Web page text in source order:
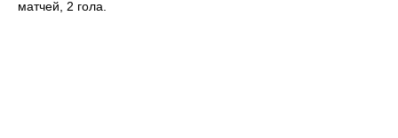
матчей, 2 гола.